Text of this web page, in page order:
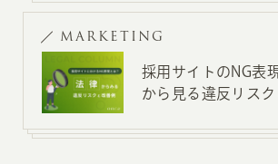
MARKETING
採用サイトのNG表
から見る違反リスク